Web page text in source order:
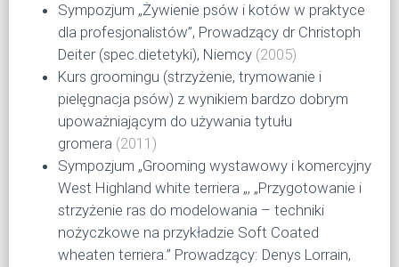
Sympozjum „Żywienie psów i kotów w praktyce
dla profesjonalistów”, Prowadzący dr Christoph
Deiter (spec.dietetyki), Niemcy (2005)
Kurs groomingu (strzyżenie, trymowanie i
pielęgnacja psów) z wynikiem bardzo dobrym
upoważniającym do używania tytułu
gromera (2011)
Sympozjum „Grooming wystawowy i komercyjny
West Highland white terriera „, „Przygotowanie i
strzyżenie ras do modelowania – techniki
nożyczkowe na przykładzie Soft Coated
wheaten terriera.” Prowadzący: Denys Lorrain,